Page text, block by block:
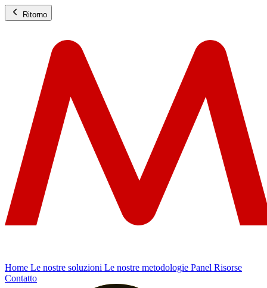
Ritorno
Home Le nostre soluzioni Le nostre metodologie Panel Risorse
Contatto